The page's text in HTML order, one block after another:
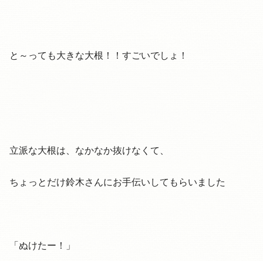
と～っても大きな大根！！すごいでしょ！
立派な大根は、なかなか抜けなくて、
ちょっとだけ鈴木さんにお手伝いしてもらいました
「ぬけたー！」